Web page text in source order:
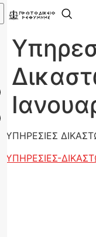
ΥΠΗΡΕΣΙΕΣ
ΥΠΗΡΕΣΙΕΣ-